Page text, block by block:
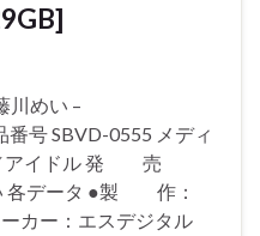
川めい –
号 SBVD-0555 メディ
アイドル 発 売
各データ ●製 作：
ー：エスデジタル